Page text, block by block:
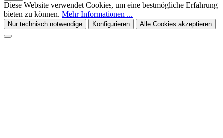
Diese Website verwendet Cookies, um eine bestmögliche Erfahrung
bieten zu können. Mehr Informationen ...
Nur technisch notwendige Konfigurieren Alle Cookies akzeptieren